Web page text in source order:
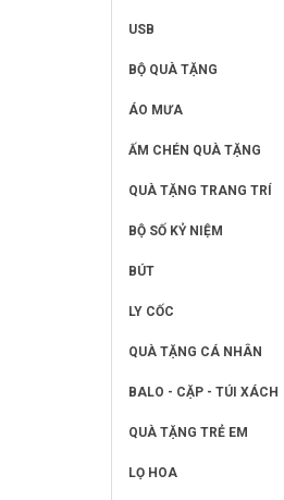
USB
BỘ QUÀ TẶNG
ÁO MƯA
ẤM CHÉN QUÀ TẶNG
QUÀ TẶNG TRANG TRÍ
BỘ SỐ KỶ NIỆM
BÚT
LY CỐC
QUÀ TẶNG CÁ NHÂN
BALO - CẶP - TÚI XÁCH
QUÀ TẶNG TRẺ EM
LỌ HOA